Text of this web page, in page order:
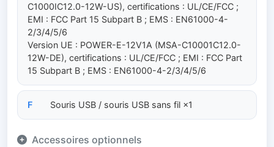
C1000IC12.0-12W-US), certifications : UL/CE/FCC ;
EMI : FCC Part 15 Subpart B ; EMS : EN61000-4-
2/3/4/5/6
Version UE : POWER-E-12V1A (MSA-C10001C12.0-
12W-DE), certifications : UL/CE/FCC ; EMI : FCC Part
15 Subpart B ; EMS : EN61000-4-2/3/4/5/6
F Souris USB / souris USB sans fil ×1
Accessoires optionnels